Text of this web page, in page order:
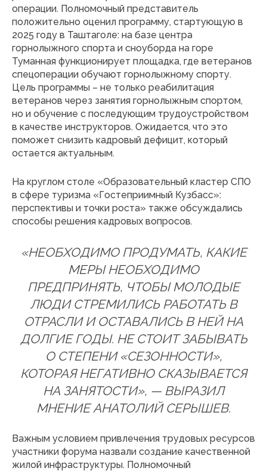
операции. Полномочный представитель
положительно оценил программу, стартующую в
2025 году в Таштаголе: на базе центра
горнолыжного спорта и сноуборда на горе
Туманная функционирует площадка, где ветеранов
спецоперации обучают горнолыжному спорту.
Цель программы – не только реабилитация
ветеранов через занятия горнолыжным спортом,
но и обучение с последующим трудоустройством
в качестве инструкторов. Ожидается, что это
поможет снизить кадровый дефицит, который
остается актуальным.
На круглом столе «Образовательный кластер СПО
в сфере туризма «Гостеприимный Кузбасс»:
перспективы и точки роста» также обсуждались
способы решения кадровых вопросов.
«НЕОБХОДИМО ПРОДУМАТЬ, КАКИЕ
МЕРЫ НЕОБХОДИМО
ПРЕДПРИНЯТЬ, ЧТОБЫ МОЛОДЫЕ
ЛЮДИ СТРЕМИЛИСЬ РАБОТАТЬ В
ОТРАСЛИ И ОСТАВАЛИСЬ В НЕЙ НА
ДОЛГИЕ ГОДЫ. НЕ СТОИТ ЗАБЫВАТЬ
О СТЕПЕНИ «СЕЗОННОСТИ»,
КОТОРАЯ НЕГАТИВНО СКАЗЫВАЕТСЯ
НА ЗАНЯТОСТИ», — ВЫРАЗИЛ
МНЕНИЕ АНАТОЛИЙ СЕРЫШЕВ.
Важным условием привлечения трудовых ресурсов
участники форума назвали создание качественной
жилой инфраструктуры. Полномочный